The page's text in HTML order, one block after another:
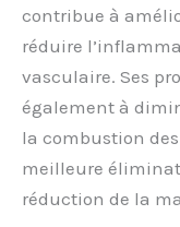
contribue à
réduire
vasculaire. Ses
également à
la combustion
meilleure
réduction de la